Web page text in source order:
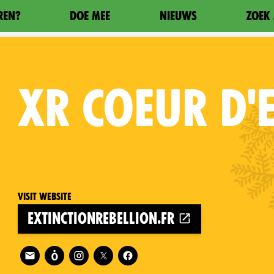
DOE MEE NIEUWS ZOEK
XR COEUR
Visit website
extinctionrebellion.fr
Follow XR Coeur d'Essonne on